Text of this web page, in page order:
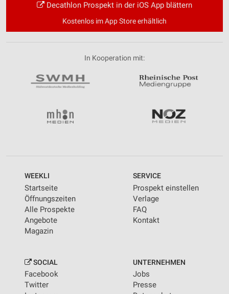
Decathlon Prospekt in der iOS App blättern
Kostenlos im App Store erhältlich
In Kooperation mit:
WEEKLI
Startseite
Öffnungszeiten
Alle Prospekte
Angebote
Magazin
SERVICE
Prospekt einstellen
Verlage
FAQ
Kontakt
SOCIAL
Facebook
Twitter
UNTERNEHMEN
Jobs
Presse